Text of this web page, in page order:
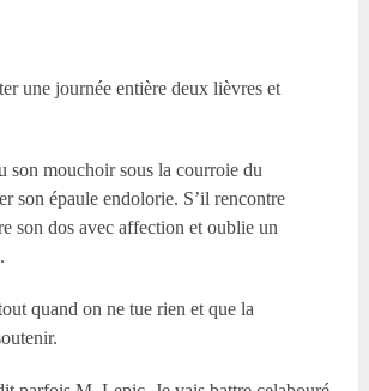
une journée entière deux lièvres et
son mouchoir sous la courroie du
son épaule endolorie. S’il rencontre
son dos avec affection et oublie un
quand on ne tue rien et que la